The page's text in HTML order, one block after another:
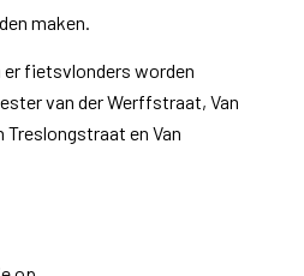
maken.
er fietsvlonders worden
van der Werffstraat, Van
en Van